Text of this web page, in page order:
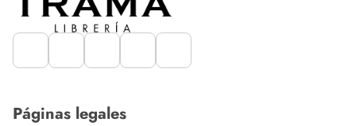
Páginas legales